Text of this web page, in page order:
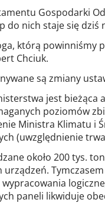
Gospodarki
nich staje się dziś
którą powinniśmy
Chciuk.
są zmiany
jest
poziomów
Ministra Klimatu i
(uwzględnienie
około 200 tys.
paneli likwiduje